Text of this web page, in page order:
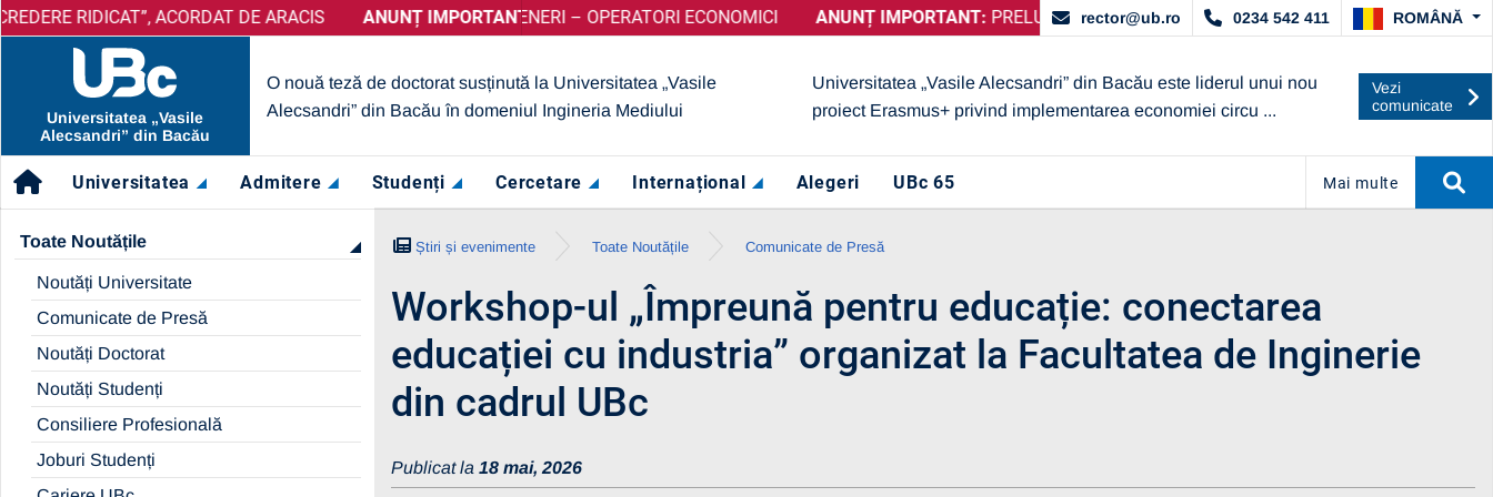
ANUNȚ IMPORTANT: UBc A
RIDICAT”, ACORDAT DE ARACIS ANUNȚ IMPORTANT:UBc A OBȚINUT CALIFICATIVUL „GRAD DE ÎNCREDERE RIDICAT”, ACORDAT DE ARACIS
ANUNȚ IMPORTANT: PRELUNGIRE SELECȚIE PARTENERI – OPERATORI ECONOMICI ANUNȚ IMPORTANT:PRELUNGIRE SELECȚIE PARTENERI – OPERATORI ECONOMICI
rector@ub.ro 0234 542 411 ROMÂNĂ
Universitatea „Vasile
Alecsandri” din Bacău
O nouă teză de doctorat susținută la Universitatea „Vasile
Alecsandri” din Bacău în domeniul Ingineria Mediului
Universitatea „Vasile Alecsandri” din Bacău este liderul unui nou
proiect Erasmus+ privind implementarea economiei circu ...
Vezi
comunicate
Universitatea Admitere Studenți Cercetare Internațional Alegeri UBc 65 Mai multe
Toate Noutățile
Noutăți Universitate
Comunicate de Presă
Noutăți Doctorat
Noutăți Studenți
Consiliere Profesională
Joburi Studenți
Știri și evenimente Toate Noutățile Comunicate de Presă
Workshop-ul „Împreună pentru educație: conectarea
educației cu industria” organizat la Facultatea de Inginerie
din cadrul UBc
Publicat la 18 mai, 2026